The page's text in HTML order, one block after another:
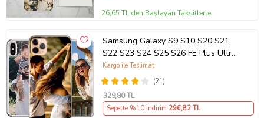
26,65 TL'den Başlayan Taksitlerle
Samsung Galaxy S9 S10 S20 S21
S22 S23 S24 S25 S26 FE Plus Ultra
Kılıf Kişiye Özel Resimli Fotoğraflı
Silikon
(21)
Kargo ile Teslimat
329,80 TL
Sepette %10 İndirim 296,82 TL